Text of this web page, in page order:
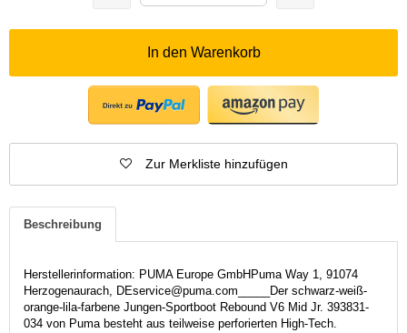
In den Warenkorb
Zur Merkliste hinzufügen
Beschreibung
Herstellerinformation: PUMA Europe GmbHPuma Way 1, 91074
Herzogenaurach, DEservice@puma.com_____Der schwarz-weiß-
orange-lila-farbene Jungen-Sportboot Rebound V6 Mid Jr. 393831-
034 von Puma besteht aus teilweise perforierten High-Tech.